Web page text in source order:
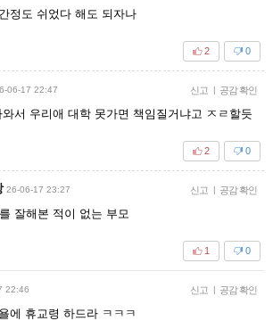
정도 쉬었다 해도 되자나
0
2
06-17 22:47 신고 | 공감 확인
서 우리애 대학 못가면 책임질거냐고 ㅈㄹ할듯
0
2
26-06-17 23:27 신고 | 공감 확인
잘해본 적이 없는 부모
0
1
22:46 신고 | 공감 확인
에 휴교령 하드라 ㅋㅋㅋ